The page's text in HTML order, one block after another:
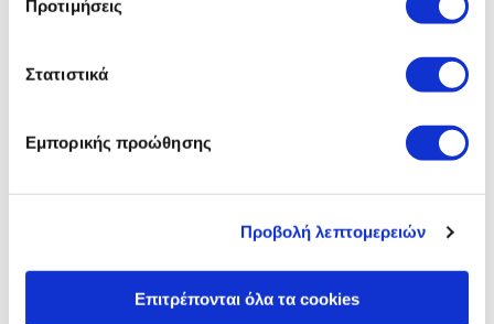
Να συλλέξουμε πληροφορίες σχετικά με τη
είναι ακριβείς σε απόσταση μερικών μέτρων
Να αναγνωρίσουμε τη συσκευή σας σαρώνοντας
(δακτυλικό αποτύπωμα)
καθορίστε τις προτιμήσεις σας στην
τη Δήλωση Cookies.
Προτιμήσεις
Στατιστικά
Εμπορικής προώθησης
Προβολή λεπτομερειών
Επιτρέπονται όλα τα cookies
JAGUAR LAND ROVER 09.2021